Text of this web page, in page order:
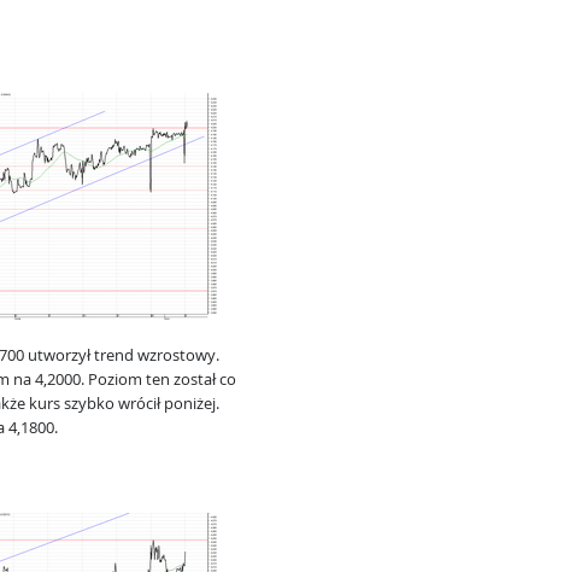
utworzył trend wzrostowy.
4,2000. Poziom ten został co
kurs szybko wrócił poniżej.
4,1800.